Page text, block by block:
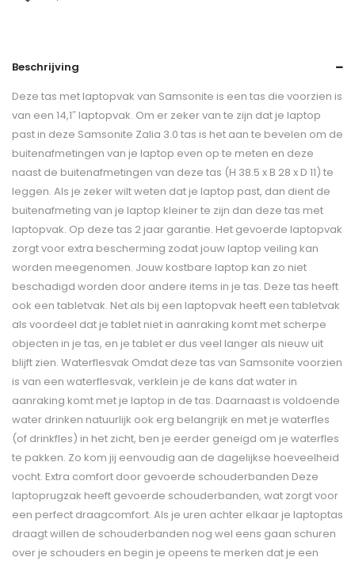
Beschrijving
Deze tas met laptopvak van Samsonite is een tas die voorzien is
van een 14,1″ laptopvak. Om er zeker van te zijn dat je laptop
past in deze Samsonite Zalia 3.0 tas is het aan te bevelen om de
buitenafmetingen van je laptop even op te meten en deze
naast de buitenafmetingen van deze tas (H 38.5 x B 28 x D 11) te
leggen. Als je zeker wilt weten dat je laptop past, dan dient de
buitenafmeting van je laptop kleiner te zijn dan deze tas met
laptopvak. Op deze tas 2 jaar garantie. Het gevoerde laptopvak
zorgt voor extra bescherming zodat jouw laptop veiling kan
worden meegenomen. Jouw kostbare laptop kan zo niet
beschadigd worden door andere items in je tas. Deze tas heeft
ook een tabletvak. Net als bij een laptopvak heeft een tabletvak
als voordeel dat je tablet niet in aanraking komt met scherpe
objecten in je tas, en je tablet er dus veel langer als nieuw uit
blijft zien. Waterflesvak Omdat deze tas van Samsonite voorzien
is van een waterflesvak, verklein je de kans dat water in
aanraking komt met je laptop in de tas. Daarnaast is voldoende
water drinken natuurlijk ook erg belangrijk en met je waterfles
(of drinkfles) in het zicht, ben je eerder geneigd om je waterfles
te pakken. Zo kom jij eenvoudig aan de dagelijkse hoeveelheid
vocht. Extra comfort door gevoerde schouderbanden Deze
laptoprugzak heeft gevoerde schouderbanden, wat zorgt voor
een perfect draagcomfort. Als je uren achter elkaar je laptoptas
draagt willen de schouderbanden nog wel eens gaan schuren
over je schouders en begin je opeens te merken dat je een